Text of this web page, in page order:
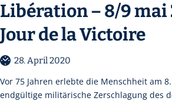
Libération – 8/9 mai
Jour de la Victoire
28. April 2020
Vor 75 Jahren erlebte die Menschheit am
endgültige militärische Zerschlagung des